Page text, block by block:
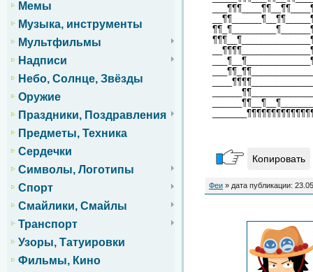
Мемы
Музыка, инструменты
Мультфильмы
Надписи
Небо, Солнце, Звёзды
Оружие
Праздники, Поздравления
Предметы, Техника
Сердечки
Символы, Логотипы
Спорт
Смайлики, Смайлы
Транспорт
Узоры, Татуировки
Фильмы, Кино
Копировать
Феи » дата публикации: